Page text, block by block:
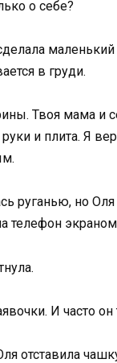
о себе?
маленький
в груди.
Твоя мама и
и плита. Я
руганью, но
телефон
И часто он
отставила